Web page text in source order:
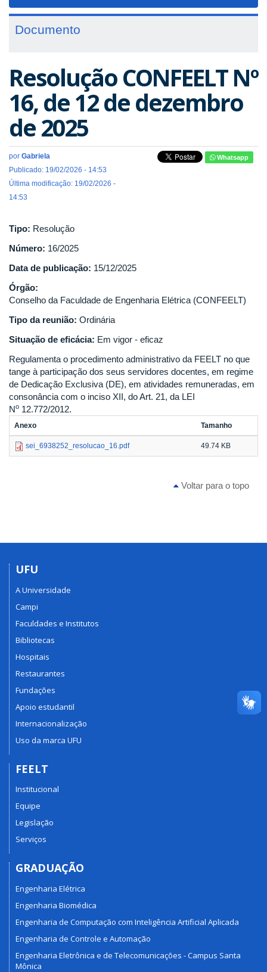
Documento
Resolução CONFEELT Nº
16, de 12 de dezembro
de 2025
por Gabriela
Publicado: 19/02/2026 - 14:53
Última modificação: 19/02/2026 -
14:53
Whatsapp
Tipo: Resolução
Número: 16/2025
Data de publicação: 15/12/2025
Órgão:
Conselho da Faculdade de Engenharia Elétrica (CONFEELT)
Tipo da reunião: Ordinária
Situação de eficácia: Em vigor - eficaz
Regulamenta o procedimento administrativo da FEELT no que
tange à participação dos seus servidores docentes, em regime
de Dedicação Exclusiva (DE), em atividades remuneradas, em
consonância com o inciso XII, do Art. 21, da LEI
No 12.772/2012.
Anexo Tamanho
sei_6938252_resolucao_16.pdf 49.74 KB
Voltar para o topo
UFU
A Universidade
Campi
Faculdades e Institutos
Bibliotecas
Hospitais
Restaurantes
Fundações
Apoio estudantil
Internacionalização
Uso da marca UFU
FEELT
Institucional
Equipe
Legislação
Serviços
GRADUAÇÃO
Engenharia Elétrica
Engenharia Biomédica
Engenharia de Computação com Inteligência Artificial Aplicada
Engenharia de Controle e Automação
Engenharia Eletrônica e de Telecomunicações - Campus Santa
Mônica